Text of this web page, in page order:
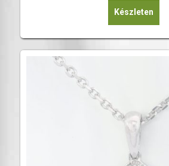
000 Ft.
300 Ft.
Készleten